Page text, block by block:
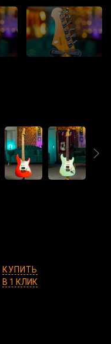
КУПИТЬ
В 1 КЛИК